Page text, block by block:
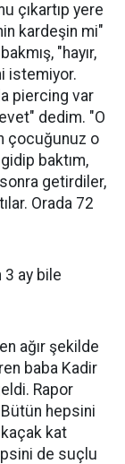
çıkartıp yere
kardeşin mi"
"hayır,
istemiyor.
piercing var
dedim. "O
çocuğunuz o
baktım,
getirdiler,
Orada 72
ay bile
ağır şekilde
baba Kadir
Rapor
hepsini
kat
de suçlu